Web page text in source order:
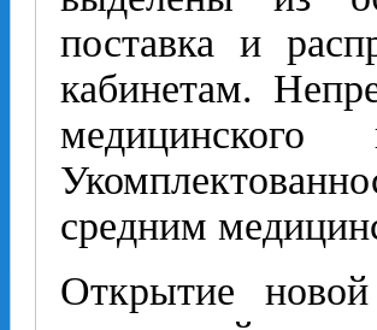
поставка и
кабинетам.
средним
Открытие